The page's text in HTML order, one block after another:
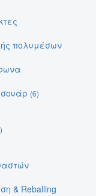
πολυμέσων
(6)
& Reballing